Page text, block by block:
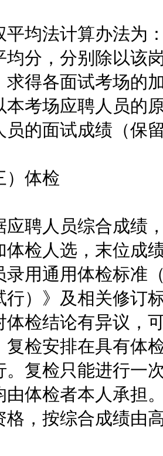
法计算办法为：
均分，分别除以该
求得各面试考场的
本考场应聘人员的
员的面试成绩（保
体检
人员综合成绩，
体检人选，末位成
录用通用体检标准
行）》及相关修订
体检结论有异议，
复检安排在具有体
。复检只能进行一
由体检者本人承担
格，按综合成绩由